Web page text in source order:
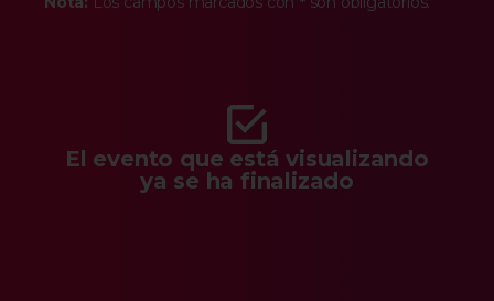
El evento que está visualizando
ya se ha finalizado